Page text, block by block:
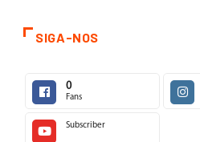
SIGA-NOS
0
Fans
Subscriber